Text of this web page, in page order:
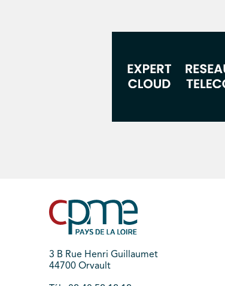
3 B Rue Henri Guillaumet
44700 Orvault